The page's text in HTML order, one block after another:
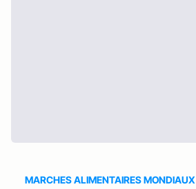
MARCHES ALIMENTAIRES MONDIAUX